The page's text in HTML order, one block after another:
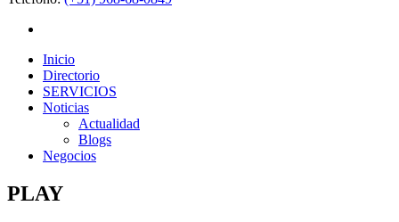
Inicio
Directorio
SERVICIOS
Noticias
Actualidad
Blogs
Negocios
PLAY